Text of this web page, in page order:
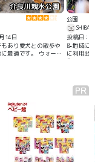
介良川親水公園
14日
あり愛犬との散歩や
最適です。 ウォーキ
公園
SHIBA
投稿日：
📝地域に
に利用出
動かせま